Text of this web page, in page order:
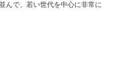
んで、若い世代を中心に非常に